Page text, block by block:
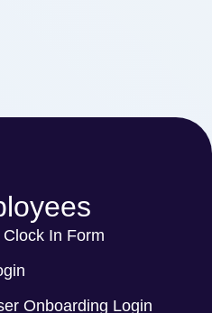
In Form
Onboarding Login